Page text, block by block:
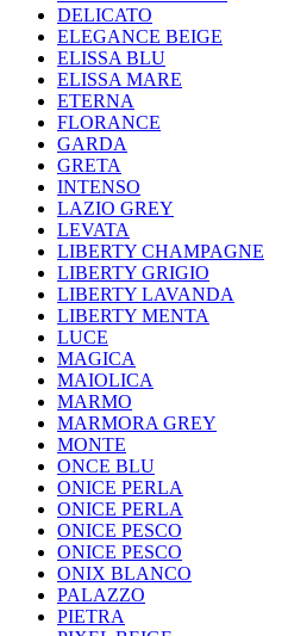
DELICATO
ELEGANCE BEIGE
ELISSA BLU
ELISSA MARE
ETERNA
FLORANCE
GARDA
GRETA
INTENSO
LAZIO GREY
LEVATA
LIBERTY CHAMPAGNE
LIBERTY GRIGIO
LIBERTY LAVANDA
LIBERTY MENTA
LUCE
MAGICA
MAIOLICA
MARMO
MARMORA GREY
MONTE
ONCE BLU
ONICE PERLA
ONICE PERLA
ONICE PESCO
ONICE PESCO
ONIX BLANCO
PALAZZO
PIETRA